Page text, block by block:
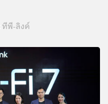
ทีพี-ลิงค์